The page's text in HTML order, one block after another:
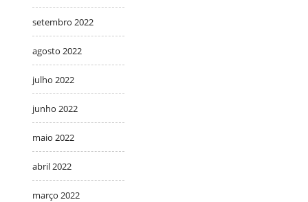
setembro 2022
agosto 2022
julho 2022
junho 2022
maio 2022
abril 2022
março 2022